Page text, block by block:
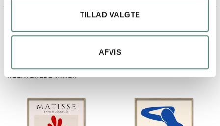
TILLAD VALGTE
AFVIS
RELATEREDE VARER